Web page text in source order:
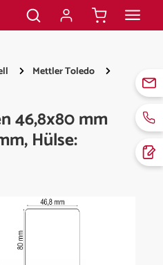
Mettler Toledo
46,8x80 mm
Hülse: